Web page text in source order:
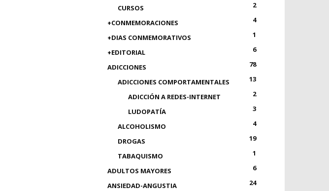
CURSOS
2
+CONMEMORACIONES
4
+DIAS CONMEMORATIVOS
1
+EDITORIAL
6
ADICCIONES
78
ADICCIONES COMPORTAMENTALES
13
ADICCIÓN A REDES-INTERNET
2
LUDOPATÍA
3
ALCOHOLISMO
4
DROGAS
19
TABAQUISMO
1
ADULTOS MAYORES
6
ANSIEDAD-ANGUSTIA
24